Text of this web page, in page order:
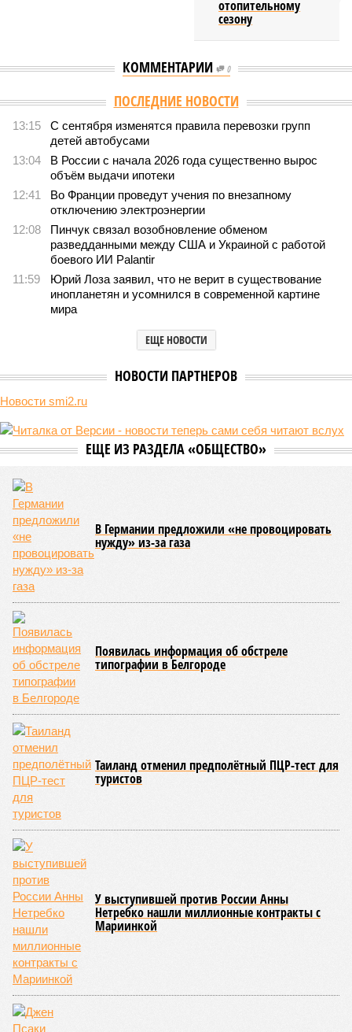
отопительному
сезону
КОММЕНТАРИИ 0
ПОСЛЕДНИЕ НОВОСТИ
13:15
С сентября изменятся правила перевозки групп
детей автобусами
13:04
В России с начала 2026 года существенно вырос
объём выдачи ипотеки
12:41
Во Франции проведут учения по внезапному
отключению электроэнергии
12:08
Пинчук связал возобновление обменом
разведданными между США и Украиной с работой
боевого ИИ Palantir
11:59
Юрий Лоза заявил, что не верит в существование
инопланетян и усомнился в современной картине
мира
ЕЩЕ НОВОСТИ
НОВОСТИ ПАРТНЕРОВ
Новости smi2.ru
ЕЩЕ ИЗ РАЗДЕЛА «ОБЩЕСТВО»
В Германии предложили «не провоцировать
нужду» из-за газа
Появилась информация об обстреле
типографии в Белгороде
Таиланд отменил предполётный ПЦР-тест для
туристов
У выступившей против России Анны
Нетребко нашли миллионные контракты с
Мариинкой